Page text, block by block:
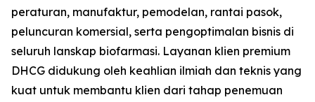
peraturan, manufaktur, pemodelan, rantai pasok,
peluncuran komersial, serta pengoptimalan bisnis di
seluruh lanskap biofarmasi. Layanan klien premium
DHCG didukung oleh keahlian ilmiah dan teknis yang
kuat untuk membantu klien dari tahap penemuan